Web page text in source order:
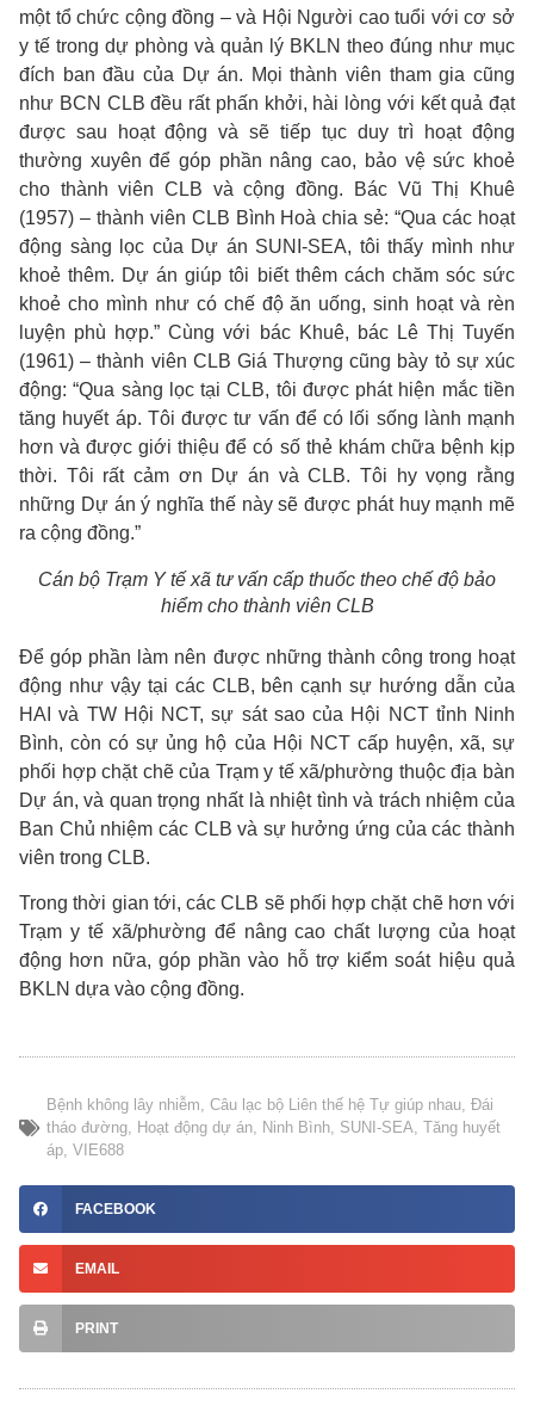
một tổ chức cộng đồng – và Hội Người cao tuổi với cơ sở
y tế trong dự phòng và quản lý BKLN theo đúng như mục
đích ban đầu của Dự án. Mọi thành viên tham gia cũng
như BCN CLB đều rất phấn khởi, hài lòng với kết quả đạt
được sau hoạt động và sẽ tiếp tục duy trì hoạt động
thường xuyên để góp phần nâng cao, bảo vệ sức khoẻ
cho thành viên CLB và cộng đồng. Bác Vũ Thị Khuê
(1957) – thành viên CLB Bình Hoà chia sẻ: “Qua các hoạt
động sàng lọc của Dự án SUNI-SEA, tôi thấy mình như
khoẻ thêm. Dự án giúp tôi biết thêm cách chăm sóc sức
khoẻ cho mình như có chế độ ăn uống, sinh hoạt và rèn
luyện phù hợp.” Cùng với bác Khuê, bác Lê Thị Tuyến
(1961) – thành viên CLB Giá Thượng cũng bày tỏ sự xúc
động: “Qua sàng lọc tại CLB, tôi được phát hiện mắc tiền
tăng huyết áp. Tôi được tư vấn để có lối sống lành mạnh
hơn và được giới thiệu để có số thẻ khám chữa bệnh kịp
thời. Tôi rất cảm ơn Dự án và CLB. Tôi hy vọng rằng
những Dự án ý nghĩa thế này sẽ được phát huy mạnh mẽ
ra cộng đồng.”
Cán bộ Trạm Y tế xã tư vấn cấp thuốc theo chế độ bảo
hiểm cho thành viên CLB
Để góp phần làm nên được những thành công trong hoạt
động như vậy tại các CLB, bên cạnh sự hướng dẫn của
HAI và TW Hội NCT, sự sát sao của Hội NCT tỉnh Ninh
Bình, còn có sự ủng hộ của Hội NCT cấp huyện, xã, sự
phối hợp chặt chẽ của Trạm y tế xã/phường thuộc địa bàn
Dự án, và quan trọng nhất là nhiệt tình và trách nhiệm của
Ban Chủ nhiệm các CLB và sự hưởng ứng của các thành
viên trong CLB.
Trong thời gian tới, các CLB sẽ phối hợp chặt chẽ hơn với
Trạm y tế xã/phường để nâng cao chất lượng của hoạt
động hơn nữa, góp phần vào hỗ trợ kiểm soát hiệu quả
BKLN dựa vào cộng đồng.
Bệnh không lây nhiễm, Câu lạc bộ Liên thế hệ Tự giúp nhau, Đái
tháo đường, Hoạt động dự án, Ninh Bình, SUNI-SEA, Tăng huyết
áp, VIE688
FACEBOOK
EMAIL
PRINT